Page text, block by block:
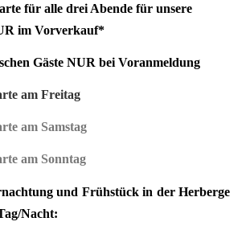
für alle drei Abende für unsere
im Vorverkauf*
Gäste NUR bei Voranmeldung
am Freitag
am Samstag
am Sonntag
und Frühstück in der Herberge
Nacht: